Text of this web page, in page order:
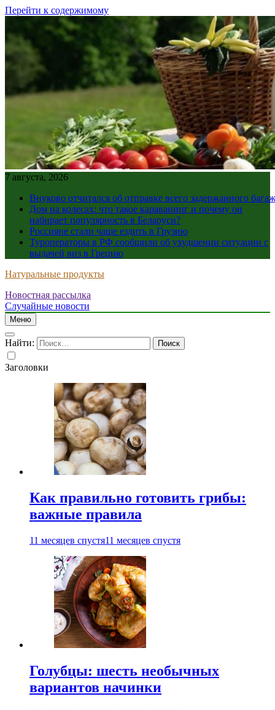
Перейти к содержимому
7 августа, 2026
Внуково отчитался об отправке всего задержанного
Дом на колесах: что такое караванинг и почему он
набирает популярность в Беларуси?
Россияне стали чаще ездить в Грузию
Туроператоры в РФ сообщили об ухудшении ситуации с
выдачей виз в Грецию
Натуральные продукты
Новостная рассылка
Случайные новости
Меню
Найти:
Заголовки
Как правильно готовить грибы:
важные правила
11 месяцев спустя11 месяцев спустя
Голубцы: шесть необычных
вариантов начинки